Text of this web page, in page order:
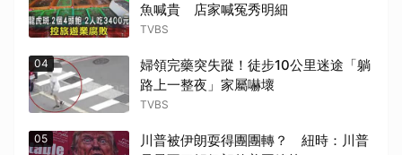
魚喊貴 店家喊冤秀明細
TVBS
04
婦領完藥突失蹤！徒步10公里迷途「躺
路上一整夜」家屬嚇壞
TVBS
05
川普被伊朗耍得團團轉？ 紐時：川普